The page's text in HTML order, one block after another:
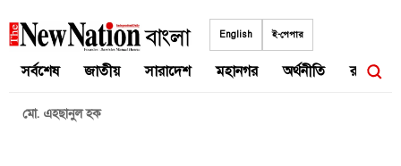
to
English ই-পেপার
সর্বশেষ জাতীয় সারাদেশ মহানগর অর্থনীতি রাজনীতি
মো. এহছানুল হক